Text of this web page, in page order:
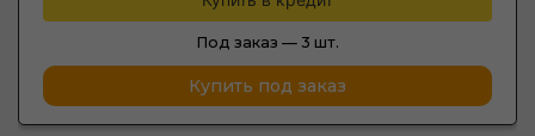
Под заказ — 3 шт.
Купить под заказ